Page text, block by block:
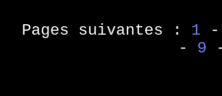
Pages suivantes : 1
- 9